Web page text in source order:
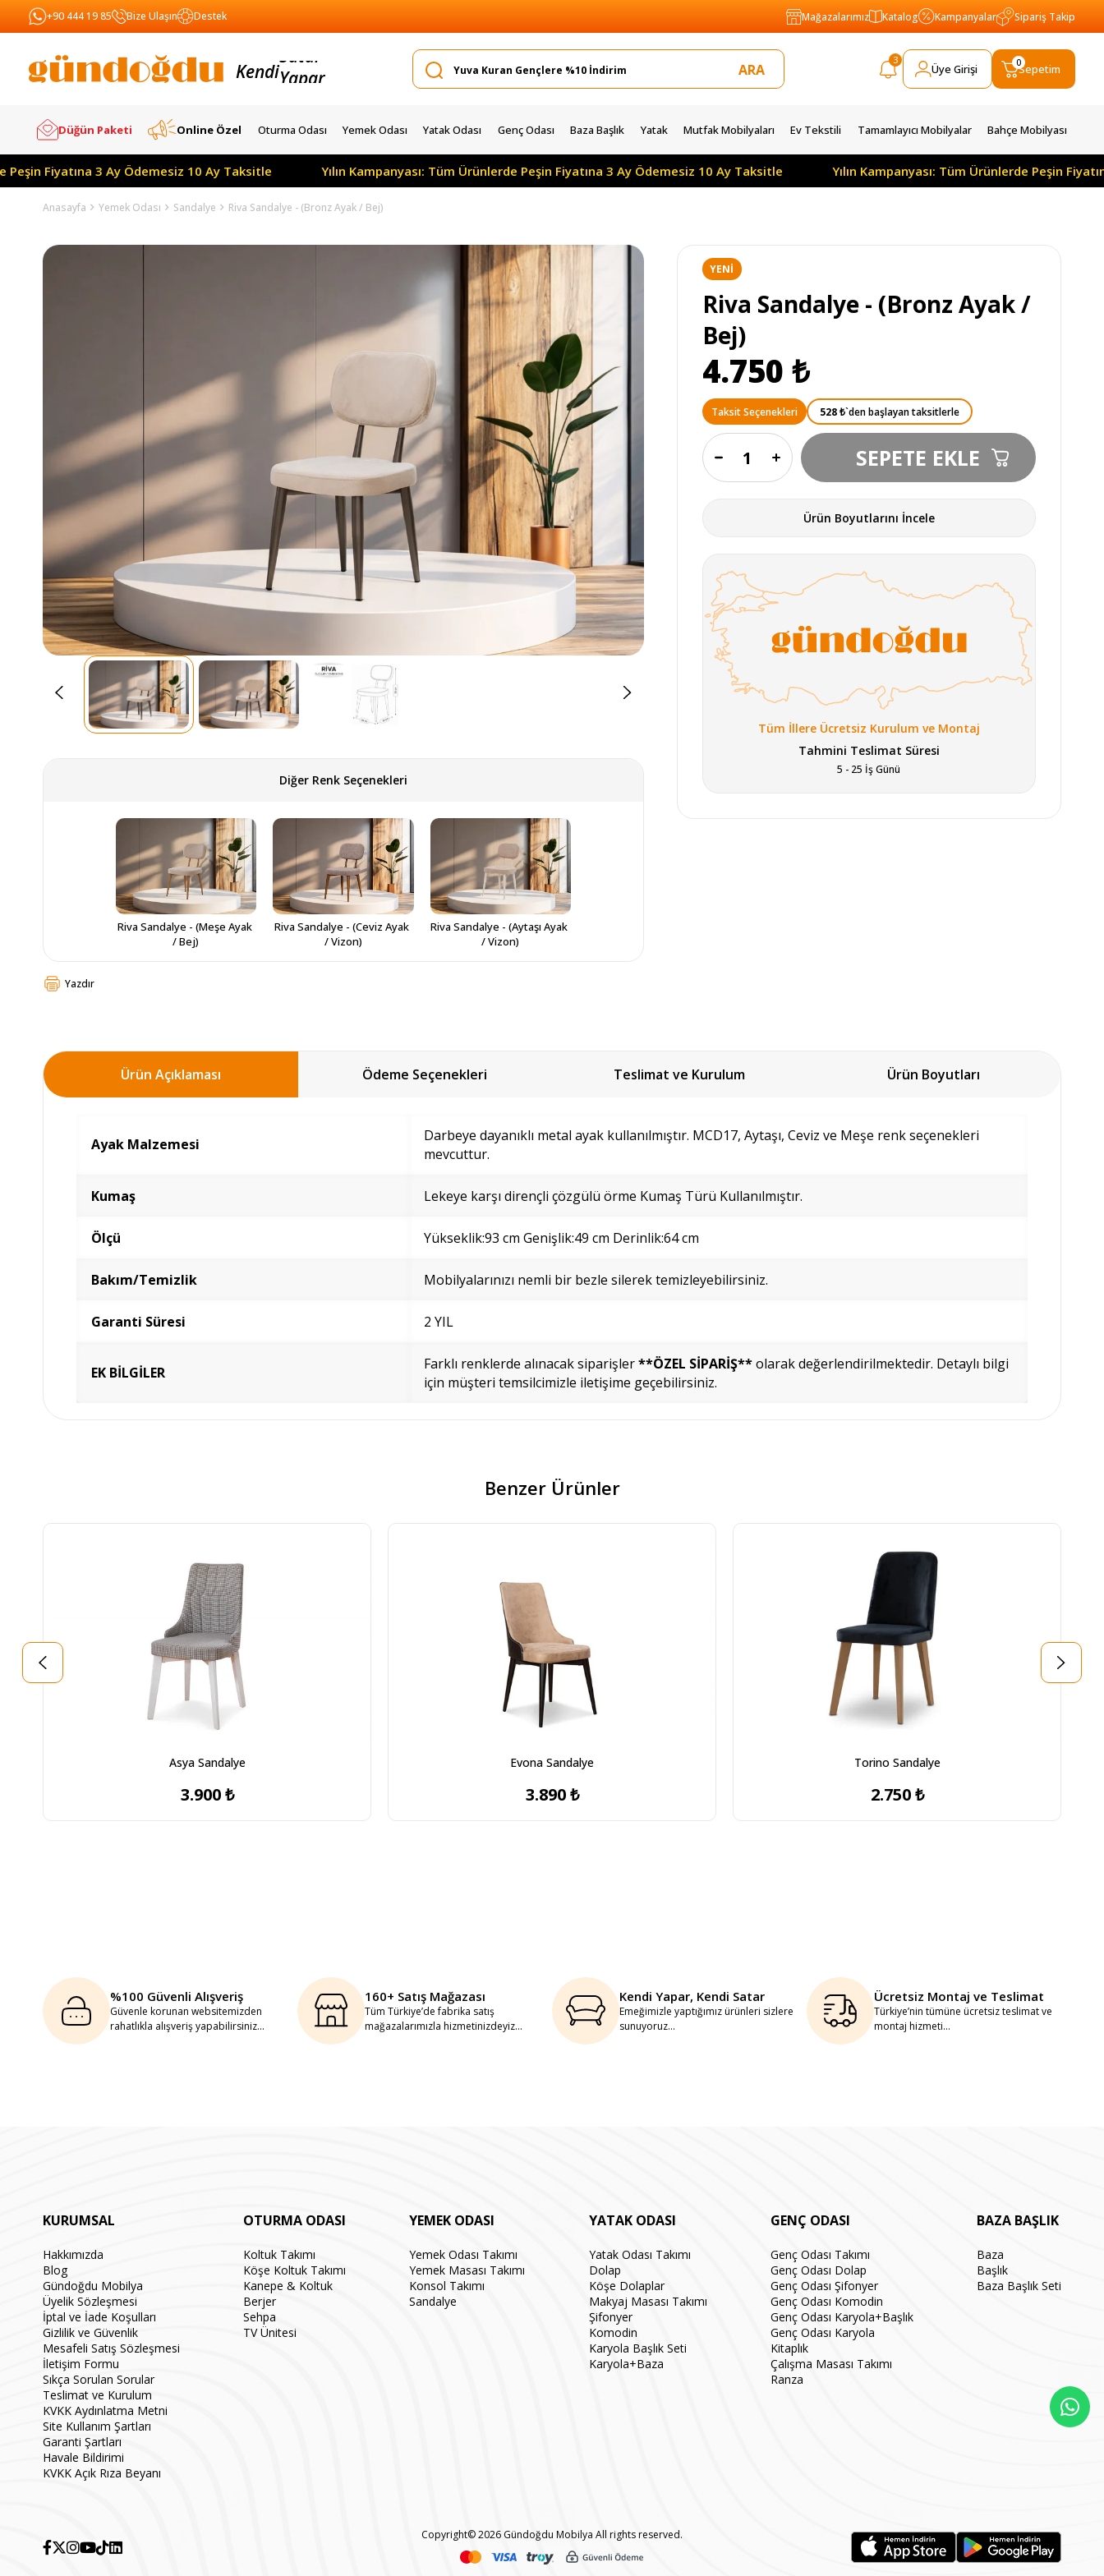
+90 444 19 85 Bize Ulaşın Destek Mağazalarımız Katalog Kampanyalar Sipariş Takip
KendiYapar
3
Üye Girişi Sepetim
0
Düğün Paketi Online Özel Oturma Odası Yemek Odası Yatak Odası Genç Odası Baza Başlık Yatak Mutfak Mobilyaları Ev Tekstili Tamamlayıcı Mobilyalar Bahçe Mobilyası
3 Ay Ödemesiz 10 Ay Taksitle Yılın Kampanyası: Tüm Ürünlerde Peşin Fiyatına 3 Ay Ödemesiz 10 Ay Taksitle Yılın Kampanyası: Tüm Ürünlerde Peşin Fiyatına 3
Anasayfa Yemek Odası Sandalye Riva Sandalye - (Bronz Ayak / Bej)
Diğer Renk Seçenekleri
Riva Sandalye - (Meşe Ayak
/ Bej)
Riva Sandalye - (Ceviz Ayak
/ Vizon)
Riva Sandalye - (Aytaşı Ayak
/ Vizon)
Yazdır
YENI
Riva Sandalye - (Bronz Ayak /
Bej)
4.750 ₺
Taksit Seçenekleri 528 ₺`den başlayan taksitlerle
Ürün Boyutlarını İncele
Tüm İllere Ücretsiz Kurulum ve Montaj
Tahmini Teslimat Süresi
5 - 25 İş Günü
Ürün Açıklaması Ödeme Seçenekleri Teslimat ve Kurulum Ürün Boyutları
Ayak Malzemesi
Darbeye dayanıklı metal ayak kullanılmıştır. MCD17, Aytaşı, Ceviz ve Meşe renk seçenekleri
mevcuttur.
Kumaş Lekeye karşı dirençli çözgülü örme Kumaş Türü Kullanılmıştır.
Ölçü Yükseklik:93 cm Genişlik:49 cm Derinlik:64 cm
Bakım/Temizlik Mobilyalarınızı nemli bir bezle silerek temizleyebilirsiniz.
Garanti Süresi 2 YIL
EK BİLGİLER Farklı renklerde alınacak siparişler**ÖZEL SİPARİŞ**olarak değerlendirilmektedir. Detaylı bilgi
için müşteri temsilcimizle iletişime geçebilirsiniz.
Benzer Ürünler
Asya Sandalye
3.900 ₺
Evona Sandalye
3.890 ₺
Torino Sandalye
2.750 ₺
%100 Güvenli Alışveriş
Güvenle korunan websitemizden
rahatlıkla alışveriş yapabilirsiniz...
160+ Satış Mağazası
Tüm Türkiye’de fabrika satış
mağazalarımızla hizmetinizdeyiz...
Kendi Yapar, Kendi Satar
Emeğimizle yaptığımız ürünleri sizlere
sunuyoruz...
Ücretsiz Montaj ve Teslimat
Türkiye’nin tümüne ücretsiz teslimat ve
montaj hizmeti...
KURUMSAL
Hakkımızda
Blog
Gündoğdu Mobilya
Üyelik Sözleşmesi
İptal ve İade Koşulları
Gizlilik ve Güvenlik
Mesafeli Satış Sözleşmesi
İletişim Formu
Sıkça Sorulan Sorular
Teslimat ve Kurulum
KVKK Aydınlatma Metni
Site Kullanım Şartları
Garanti Şartları
Havale Bildirimi
KVKK Açık Rıza Beyanı
OTURMA ODASI
Koltuk Takımı
Köşe Koltuk Takımı
Kanepe & Koltuk
Berjer
Sehpa
TV Ünitesi
YEMEK ODASI
Yemek Odası Takımı
Yemek Masası Takımı
Konsol Takımı
Sandalye
YATAK ODASI
Yatak Odası Takımı
Dolap
Köşe Dolaplar
Makyaj Masası Takımı
Şifonyer
Komodin
Karyola Başlık Seti
Karyola+Baza
GENÇ ODASI
Genç Odası Takımı
Genç Odası Dolap
Genç Odası Şifonyer
Genç Odası Komodin
Genç Odası Karyola+Başlık
Genç Odası Karyola
Kitaplık
Çalışma Masası Takımı
Ranza
BAZA BAŞLIK
Baza
Başlık
Baza Başlık Seti
Copyright© 2026 Gündoğdu Mobilya All rights reserved.